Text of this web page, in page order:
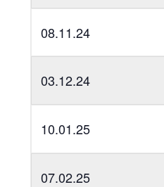
08.11.24
03.12.24
10.01.25
07.02.25